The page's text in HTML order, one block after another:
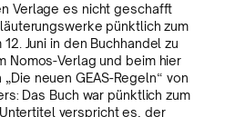
Verlage es nicht geschafft
pünktlich zum
Juni in den Buchhandel zu
Nomos-Verlag und beim hier
neuen GEAS-Regeln“ von
Das Buch war pünktlich zum
verspricht es, der